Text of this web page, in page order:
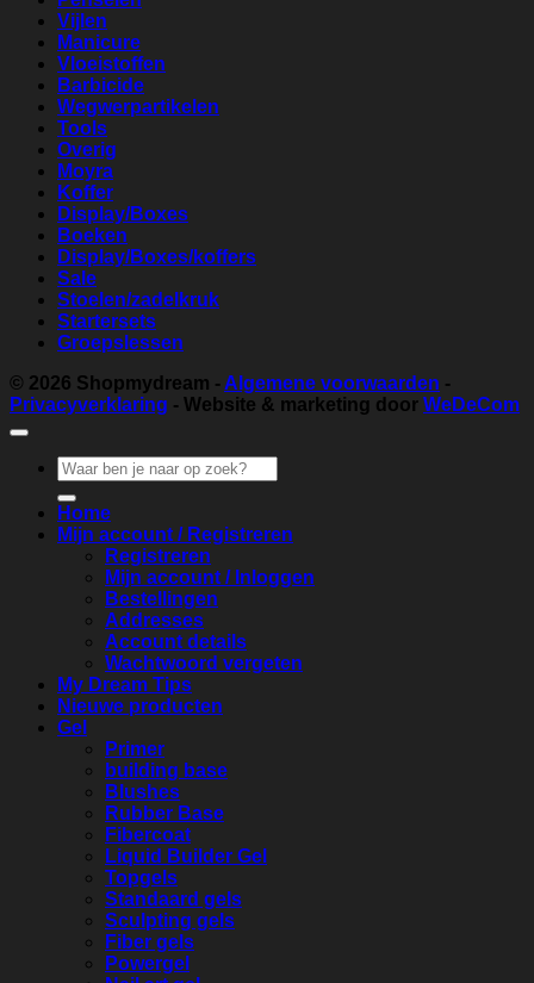
Vijlen
Manicure
Vloeistoffen
Barbicide
Wegwerpartikelen
Tools
Overig
Moyra
Koffer
Display/Boxes
Boeken
Display/Boxes/koffers
Sale
Stoelen/zadelkruk
Startersets
Groepslessen
© 2026 Shopmydream - Algemene voorwaarden -
Privacyverklaring - Website & marketing door WeDeCom
Zoeken
naar:
Home
Mijn account / Registreren
Registreren
Mijn account / Inloggen
Bestellingen
Addresses
Account details
Wachtwoord vergeten
My Dream Tips
Nieuwe producten
Gel
Primer
building base
Blushes
Rubber Base
Fibercoat
Liquid Builder Gel
Topgels
Standaard gels
Sculpting gels
Fiber gels
Powergel